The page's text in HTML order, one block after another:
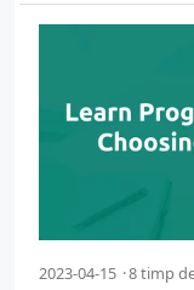
2023-04-15 8 timp